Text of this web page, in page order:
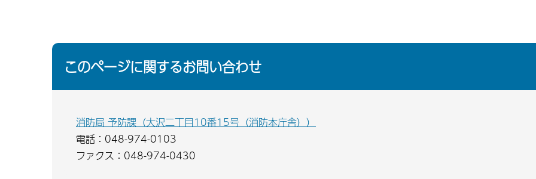
このページに関するお問い合わせ
消防局 予防課（大沢二丁目10番15号（消防本庁舎））
電話：048-974-0103
ファクス：048-974-0430